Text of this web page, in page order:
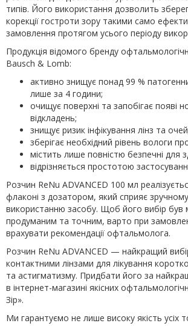
типів. Його використання дозволить
корекції гостроти зору такими само
замовлення протягом усього періоду
Продукція відомого бренду
Bausch & Lomb:
активно знищує понад 99 %
лише за 4 години;
очищує поверхні та запобігає появі
відкладень;
знищує ризик інфікування лінз та
зберігає необхідний рівень вологи
містить лише повністю безпечні для
відрізняється простотою
Розчин ReNu ADVANCED 100 мл
флаконі з дозатором, який сприяє
використанню засобу. Щоб його вибір був
продуманим та точним, варто при
врахувати рекомендації офтальмолога.
Розчин ReNu ADVANCED — найкращий
контактними лінзами для лікування
та астигматизму. Придбати його за
в інтернет-магазині якісних
Зір».
Ми гарантуємо не лише високу якість усіх